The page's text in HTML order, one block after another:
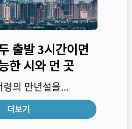
출발 3시간이면
한 시와 먼 곳
령의 만년설을...
더보기